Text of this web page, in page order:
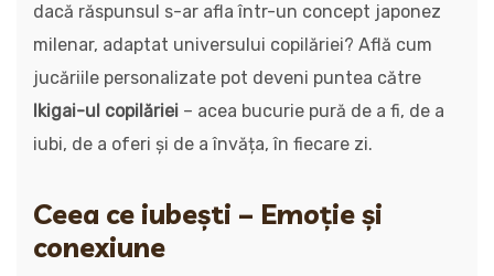
dacă răspunsul s-ar afla într-un concept japonez
milenar, adaptat universului copilăriei? Află cum
jucăriile personalizate pot deveni puntea către
Ikigai-ul copilăriei – acea bucurie pură de a fi, de a
iubi, de a oferi și de a învăța, în fiecare zi.
Ceea ce iubești – Emoție și
conexiune